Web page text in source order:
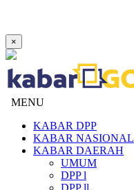
×
MENU
KABAR DPP
KABAR NASIONAL
KABAR DAERAH
UMUM
DPP l
DPP ll